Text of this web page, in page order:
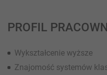
PROFIL
Wykształcenie wyższe
Znajomość systemów